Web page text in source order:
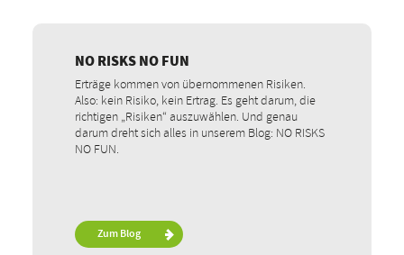
NO RISKS NO FUN
Erträge kommen von übernommenen Risiken.
Also: kein Risiko, kein Ertrag. Es geht darum, die
richtigen „Risiken“ auszuwählen. Und genau
darum dreht sich alles in unserem Blog: NO RISKS
NO FUN.
Zum Blog